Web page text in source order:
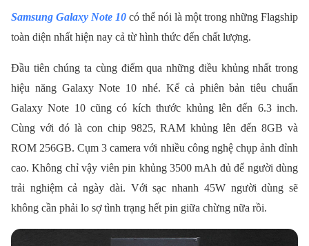
Samsung Galaxy Note 10 có thể nói là một trong những Flagship
toàn diện nhất hiện nay cả từ hình thức đến chất lượng.
Đầu tiên chúng ta cùng điểm qua những điều khủng nhất trong
hiệu năng Galaxy Note 10 nhé. Kể cả phiên bản tiêu chuẩn
Galaxy Note 10 cũng có kích thước khủng lên đến 6.3 inch.
Cùng với đó là con chip 9825, RAM khủng lên đến 8GB và
ROM 256GB. Cụm 3 camera với nhiều công nghệ chụp ảnh đỉnh
cao. Không chỉ vậy viên pin khủng 3500 mAh đủ để người dùng
trải nghiệm cả ngày dài. Với sạc nhanh 45W người dùng sẽ
không cần phải lo sợ tình trạng hết pin giữa chừng nữa rồi.